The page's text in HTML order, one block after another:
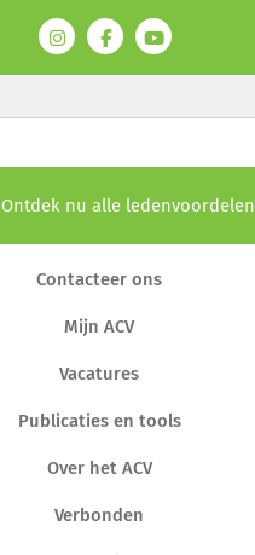
Ontdek nu alle ledenvoordelen
Contacteer ons
Mijn ACV
Vacatures
Publicaties en tools
Over het ACV
Verbonden